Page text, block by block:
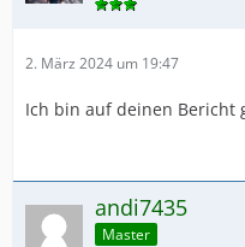
2. März 2024 um 19:47
Ich bin auf deinen Bericht
andi7435
Master